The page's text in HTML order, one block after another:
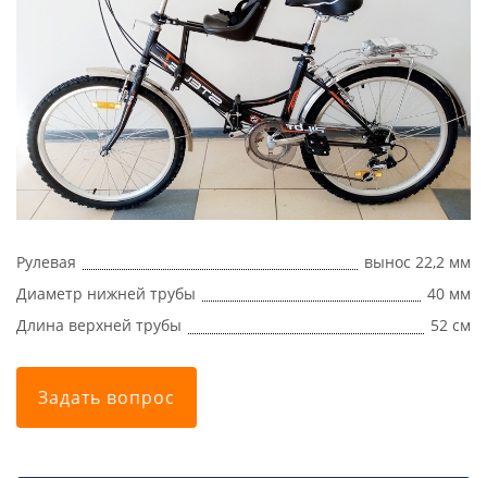
Рулевая
вынос 22,2 мм
Диаметр нижней трубы
40 мм
Длина верхней трубы
52 см
Задать вопрос